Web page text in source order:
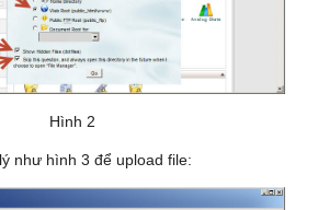
Hình 2
như hình 3 để upload file: